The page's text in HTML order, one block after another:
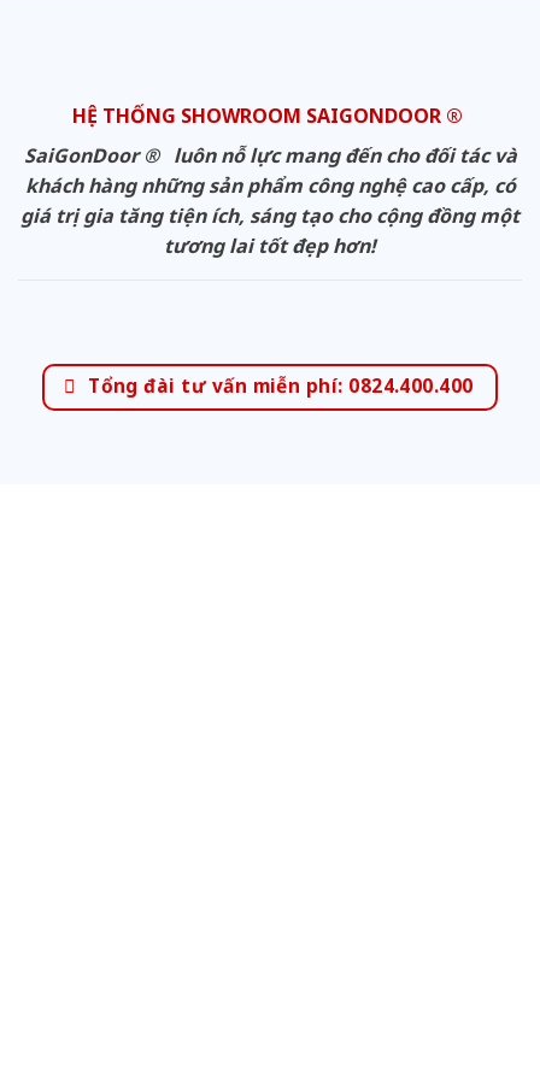
HỆ THỐNG SHOWROOM SAIGONDOOR ®
SaiGonDoor ® luôn nỗ lực mang đến cho đối tác và
khách hàng những sản phẩm công nghệ cao cấp, có
giá trị gia tăng tiện ích, sáng tạo cho cộng đồng một
tương lai tốt đẹp hơn!
Tổng đài tư vấn miễn phí: 0824.400.400